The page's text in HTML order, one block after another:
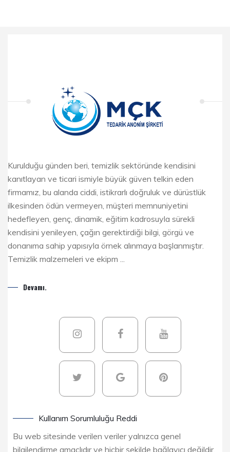
Kurulduğu günden beri, temizlik sektöründe kendisini
kanıtlayan ve ticari ismiyle büyük güven telkin eden
firmamız, bu alanda ciddi, istikrarlı doğruluk ve dürüstlük
ilkesinden ödün vermeyen, müşteri memnuniyetini
hedefleyen, genç, dinamik, eğitim kadrosuyla sürekli
kendisini yenileyen, çağın gerektirdiği bilgi, görgü ve
donanıma sahip yapısıyla örnek alınmaya başlanmıştır.
Temizlik malzemeleri ve ekipm ...
Devamı.
Kullanım Sorumluluğu Reddi
Bu web sitesinde verilen veriler yalnızca genel
bilgilendirme amaçlıdır ve hiçbir şekilde bağlayıcı değildir.